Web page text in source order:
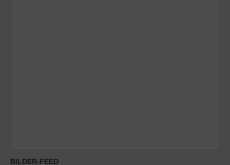
BILDER-FEED